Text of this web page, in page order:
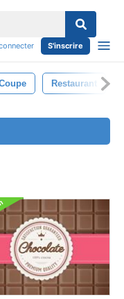
S'inscrire
Restaurant